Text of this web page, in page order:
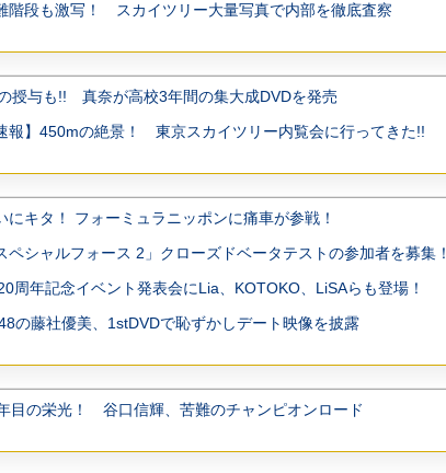
階段も激写！ スカイツリー大量写真で内部を徹底査察
授与も!! 真奈が高校3年間の集大成DVDを発売
報】450mの絶景！ 東京スカイツリー内覧会に行ってきた!!
にキタ！ フォーミュラニッポンに痛車が参戦！
ペシャルフォース 2」クローズドベータテストの参加者を募集！
周年記念イベント発表会にLia、KOTOKO、LiSAらも登場！
の藤社優美、1stDVDで恥ずかしデート映像を披露
目の栄光！ 谷口信輝、苦難のチャンピオンロード